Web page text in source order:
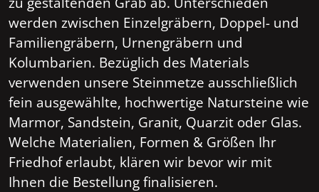
werden zwischen Einzelgräbern, Doppel- und
Familiengräbern, Urnengräbern und
Kolumbarien. Bezüglich des Materials
verwenden unsere Steinmetze ausschließlich
fein ausgewählte, hochwertige Natursteine wie
Marmor, Sandstein, Granit, Quarzit oder Glas.
Welche Materialien, Formen & Größen Ihr
Friedhof erlaubt, klären wir bevor wir mit
Ihnen die Bestellung finalisieren.